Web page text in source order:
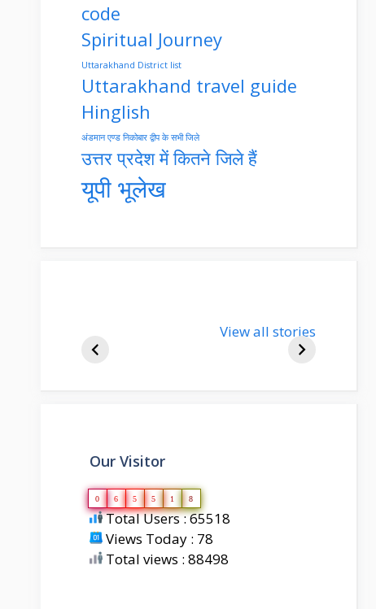
code
Spiritual Journey
Uttarakhand District list
Uttarakhand travel guide
Hinglish
अंडमान एण्ड निकोबार द्वीप के सभी जिले
उत्तर प्रदेश में कितने जिले हैं
यूपी भूलेख
bjp-india-
biography
View all stories
Our Visitor
0 6 5 5 1 8
Total Users : 65518
Views Today : 78
Total views : 88498